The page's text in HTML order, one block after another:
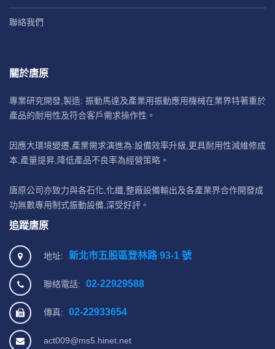
聯絡我們
關於唐原
專業研究開發,製造: 振動馬達及產業用振動應用機械在業界特著重於
產品的耐用性及符合客戶需求操作性。
因應大環境變遷,產業需求演進為:設備效率升級,更具耐用性減維修成
本,產量提昇,降低產品不良率為經營策略。
唐原公司亦致力與各石化,化纖,整廠設備輸出及各產業界合作開發成
功無數專用制式振動設備,深受好評。
追蹤唐原
地址: 新北市五股區登林路 93-1 號
聯絡電話: 02-22929588
傳真: 02-22933654
act009@ms5.hinet.net